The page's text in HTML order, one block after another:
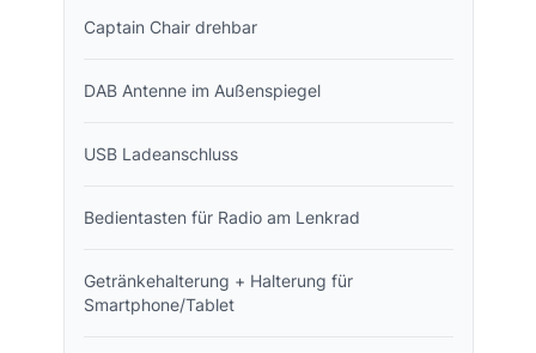
Captain Chair drehbar
DAB Antenne im Außenspiegel
USB Ladeanschluss
Bedientasten für Radio am Lenkrad
Getränkehalterung + Halterung für
Smartphone/Tablet